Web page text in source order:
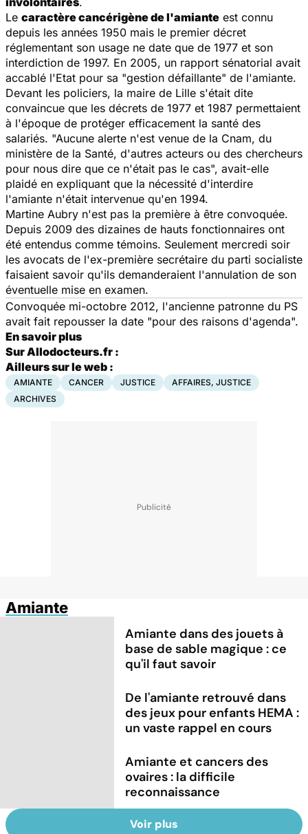
Le caractère cancérigène de l'amiante est connu
depuis les années 1950 mais le premier décret
réglementant son usage ne date que de 1977 et son
interdiction de 1997. En 2005, un rapport sénatorial avait
accablé l'Etat pour sa "gestion défaillante" de l'amiante.
Devant les policiers, la maire de Lille s'était dite
convaincue que les décrets de 1977 et 1987 permettaient
à l'époque de protéger efficacement la santé des
salariés. "Aucune alerte n'est venue de la Cnam, du
ministère de la Santé, d'autres acteurs ou des chercheurs
pour nous dire que ce n'était pas le cas", avait-elle
plaidé en expliquant que la nécessité d'interdire
l'amiante n'était intervenue qu'en 1994.
Martine Aubry n'est pas la première à être convoquée.
Depuis 2009 des dizaines de hauts fonctionnaires ont
été entendus comme témoins. Seulement mercredi soir
les avocats de l'ex-première secrétaire du parti socialiste
faisaient savoir qu'ils demanderaient l'annulation de son
éventuelle mise en examen.
Convoquée mi-octobre 2012, l'ancienne patronne du PS
avait fait repousser la date "pour des raisons d'agenda".
En savoir plus
Sur Allodocteurs.fr :
Ailleurs sur le web :
AMIANTE CANCER JUSTICE
AFFAIRES, JUSTICE
ARCHIVES
Amiante
Amiante dans des jouets à
base de sable magique : ce
qu'il faut savoir
De l'amiante retrouvé dans
des jeux pour enfants HEMA :
un vaste rappel en cours
Amiante et cancers des
ovaires : la difficile
reconnaissance
Voir plus